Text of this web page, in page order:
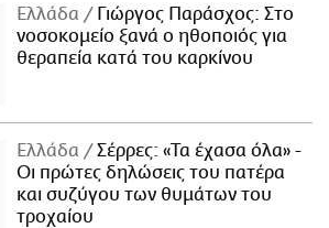
Ελλάδα
Γιώργος Παράσχος: Στο
νοσοκομείο ξανά ο ηθοποιός για
θεραπεία κατά του καρκίνου
Ελλάδα
Σέρρες: «Τα έχασα όλα» -
Οι πρώτες δηλώσεις του πατέρα
και συζύγου των θυμάτων του
τροχαίου